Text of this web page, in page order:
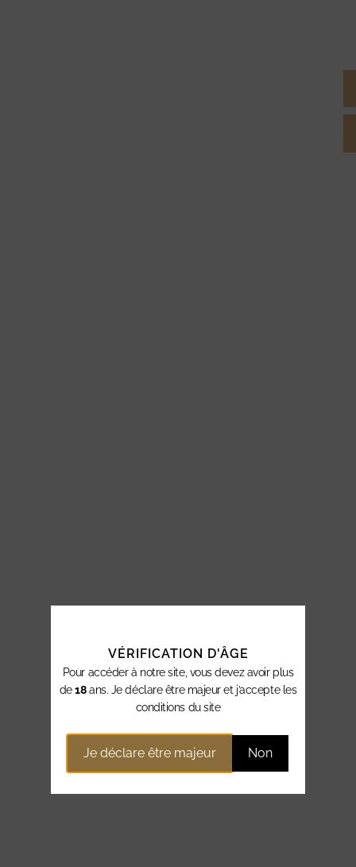
VÉRIFICATION D'ÂGE
Pour accéder à notre site, vous devez avoir plus
de18ans. Je déclare être majeur et j’accepte les
conditions du site
Je déclare être majeur Non